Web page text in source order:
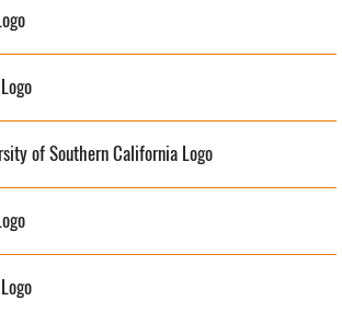
of Southern California Logo